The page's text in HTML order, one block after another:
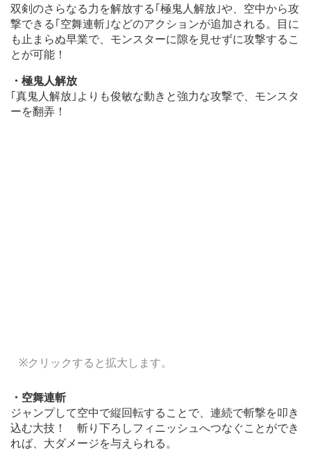
双剣のさらなる力を解放する｢極鬼人解放｣や、空中から攻
撃できる｢空舞連斬｣などのアクションが追加される。目に
も止まらぬ早業で、モンスターに隙を見せずに攻撃するこ
とが可能！
・極鬼人解放
｢真鬼人解放｣よりも俊敏な動きと強力な攻撃で、モンスタ
ーを翻弄！
※クリックすると拡大します。
・空舞連斬
ジャンプして空中で縦回転することで、連続で斬撃を叩き
込む大技！ 斬り下ろしフィニッシュへつなぐことができ
れば、大ダメージを与えられる。